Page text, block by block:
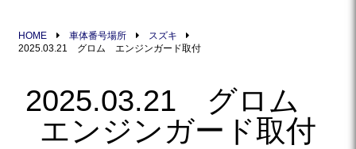
HOME 車体番号場所
スズキ
2025.03.21 グロム エンジンガード取付
2025.03.21 グロム
エンジンガード取付